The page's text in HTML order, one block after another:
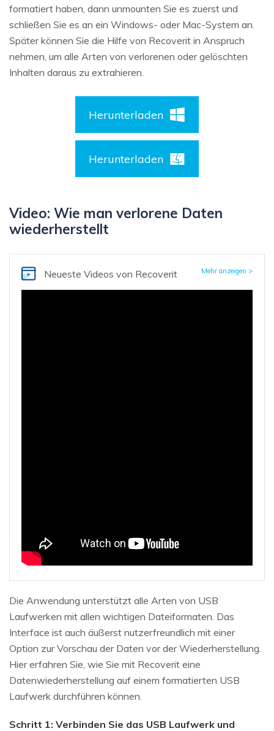
formatiert haben, dann unmounten Sie es zuerst und
schließen Sie es an ein Windows- oder Mac-System an.
Später können Sie die Hilfe von Recoverit in Anspruch
nehmen, um alle Arten von verlorenen oder gelöschten
Inhalten daraus zu extrahieren.
Herunterladen
Herunterladen
Video: Wie man verlorene Daten
wiederherstellt
Neueste Videos von Recoverit Mehr anzeigen >
Die Anwendung unterstützt alle Arten von USB
Laufwerken mit allen wichtigen Dateiformaten. Das
Interface ist auch äußerst nutzerfreundlich mit einer
Option zur Vorschau der Daten vor der Wiederherstellung.
Hier erfahren Sie, wie Sie mit Recoverit eine
Datenwiederherstellung auf einem formatierten USB
Laufwerk durchführen können.
Schritt 1: Verbinden Sie das USB Laufwerk und